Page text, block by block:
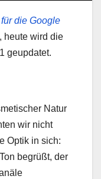
die Google
heute wird die
geupdatet.
Natur
wir nicht
Optik in sich:
begrüßt, der